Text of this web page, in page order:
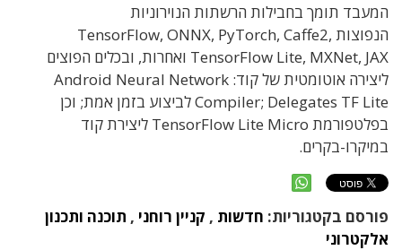
המעבד תומך בחבילות הרשתות הנוירוניות
הנפוצות TensorFlow, ONNX, PyTorch, Caffe2,
TensorFlow Lite, MXNet, JAX ואחרות, ובכלים הפוצים
ליצירה אוטומטית של קוד: Android Neural Network
Compiler; Delegates TF Lite לביצוע בזמן אמת; וכן
בפלטפורמת TensorFlow Lite Micro ליצירת קוד
במיקרו-בקרים.
פורסם בקטגוריות: חדשות , קניין רוחני , תוכנה ותכנון
אלקטרוני